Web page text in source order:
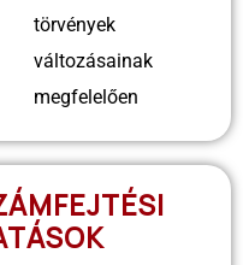
törvények
változásainak
megfelelően